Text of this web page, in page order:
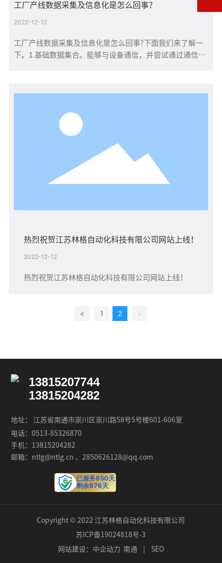
工厂产线数据采集及信息化是怎么回事？
2022-12-12
工厂产线数据采集及信息化是怎么回事?下面我们来了解一
下。1.基础数据集合。能够与设备通信，并尝试通过通信方
热烈祝贺江苏林格自动化科技有限公司网站上线！
2022-12-12
热烈祝贺江苏林格自动化科技有限公司网站上线！
< 1 2 >
13815207744
13815204282
地址： 江苏省南通市崇川区崇川路58号5号楼601-606室
电话： 0513-85326870
手机：
13815204282
邮箱：ntlg@ntlg.cn 、 2850626128@qq.com
已服务850天
剩余976天
Copyright © 2022 江苏林格自动化科技有限公司
苏ICP备19024818号-3
网站建设： 中企动力 南通 SEO